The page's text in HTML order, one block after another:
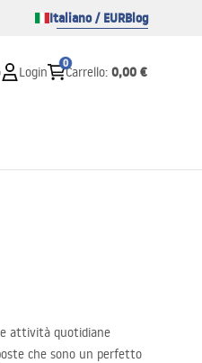
Italiano / EURBlog
Login
0
Carrello: 0,00 €
attività quotidiane
che sono un perfetto